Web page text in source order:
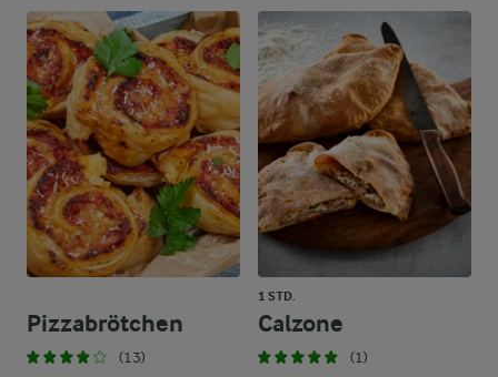
Pizzabrötchen
(13)
1 STD.
Calzone
(1)